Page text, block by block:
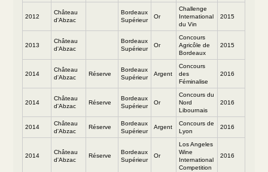
2012
Château
d'Abzac
Bordeaux
Supérieur
Or
Challenge
International
du Vin
2015
2013
Château
d'Abzac
Bordeaux
Supérieur
Or
Concours
Agricôle de
Bordeaux
2015
2014
Château
d'Abzac
Réserve
Bordeaux
Supérieur
Argent
Concours
des
Féminalise
2016
2014
Château
d'Abzac
Réserve
Bordeaux
Supérieur
Or
Concours du
Nord
Libournais
2016
2014
Château
d'Abzac
Réserve
Bordeaux
Supérieur
Argent
Concours de
Lyon
2016
2014
Château
d'Abzac
Réserve
Bordeaux
Supérieur
Or
Los Angeles
Wine
International
Competition
2016